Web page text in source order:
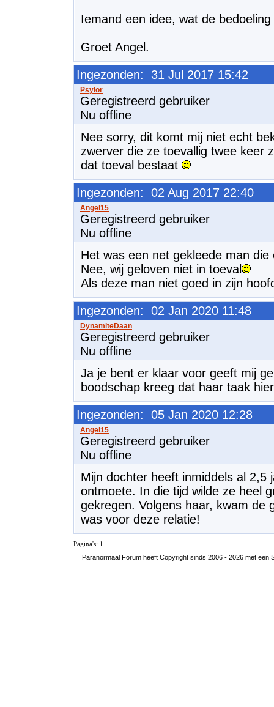
Iemand een idee, wat de
Groet Angel.
Ingezonden: 31 Jul 2017 15:42
Geregistreerd gebruiker
Nu offline
Nee sorry, dit komt mij niet echt
zwerver die ze toevallig twee keer
dat toeval bestaat
Ingezonden: 02 Aug 2017 22:40
Geregistreerd gebruiker
Nu offline
Het was een net gekleede man
Nee, wij geloven niet in toeval
Als deze man niet goed in zijn
Ingezonden: 02 Jan 2020 11:48
Geregistreerd gebruiker
Nu offline
Ja je bent er klaar voor geeft mij
boodschap kreeg dat haar taak
Ingezonden: 05 Jan 2020 12:28
Geregistreerd gebruiker
Nu offline
Mijn dochter heeft inmiddels al 2,5
ontmoete. In die tijd wilde ze heel
gekregen. Volgens haar, kwam de
was voor deze relatie!
Pagina's: 1
Paranormaal Forum heeft Copyright sinds 2006 - 2026 met een